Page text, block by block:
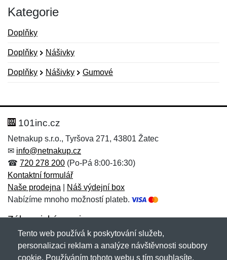
Kategorie
Doplňky
Doplňky Nášivky
Doplňky Nášivky Gumové
Hodnocení:
Jméno: *
Zpráva*
Jméno:
E-mail:*
101inc.cz
Netnakup s.r.o., Tyršova 271, 43801 Žatec
✉ info@netnakup.cz
☎ 720 278 200 (Po-Pá 8:00-16:30)
Kontaktní formulář
Naše prodejna
Náš výdejní box
Nabízíme mnoho možností plateb.
Zákaznický servis
Novinky emailem
Tento web používá k poskytování služeb,
personalizaci reklam a analýze návštěvnosti soubory
cookie. Používáním tohoto webu s tím souhlasíte.